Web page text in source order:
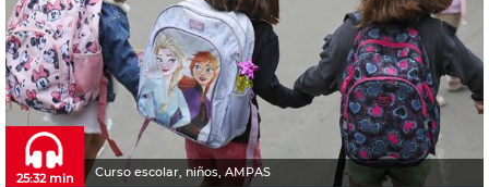
Curso escolar, niños, AMPAS
25:32 min